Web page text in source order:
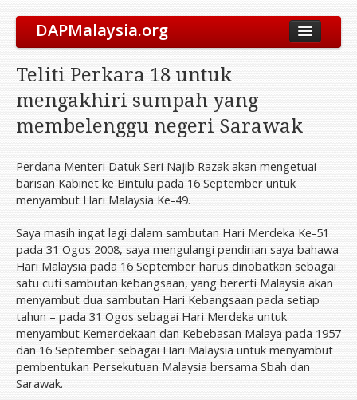
DAPMalaysia.org
The Party
Vision & Mission
Leadership
Elected Representatives
Symbol
International Solidarity
Party Constitution
Take Action
Get Involved
Join Us
Volunteer
Donate
Teliti Perkara 18 untuk
mengakhiri sumpah yang
membelenggu negeri Sarawak
Perdana Menteri Datuk Seri Najib Razak akan mengetuai
barisan Kabinet ke Bintulu pada 16 September untuk
menyambut Hari Malaysia Ke-49.
Saya masih ingat lagi dalam sambutan Hari Merdeka Ke-51
pada 31 Ogos 2008, saya mengulangi pendirian saya bahawa
Hari Malaysia pada 16 September harus dinobatkan sebagai
satu cuti sambutan kebangsaan, yang bererti Malaysia akan
menyambut dua sambutan Hari Kebangsaan pada setiap
tahun – pada 31 Ogos sebagai Hari Merdeka untuk
menyambut Kemerdekaan dan Kebebasan Malaya pada 1957
dan 16 September sebagai Hari Malaysia untuk menyambut
pembentukan Persekutuan Malaysia bersama Sbah dan
Sarawak.